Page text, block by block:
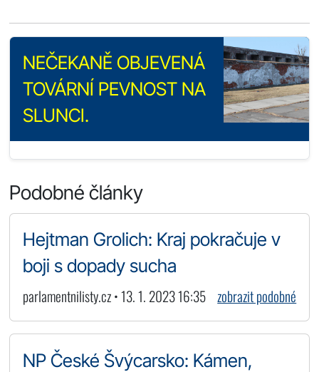
NEČEKANĚ OBJEVENÁ
TOVÁRNÍ PEVNOST NA
SLUNCI.
Podobné články
Hejtman Grolich: Kraj pokračuje v
boji s dopady sucha
parlamentnilisty.cz • 13. 1. 2023 16:35 zobrazit podobné
NP České Švýcarsko: Kámen,